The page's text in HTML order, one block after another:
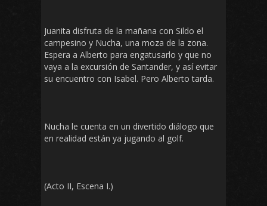
Juanita disfruta de la mañana con Sildo el
campesino y Nucha, una moza de la zona.
Espera a Alberto para engatusarlo y que no
vaya a la excursión de Santander, y así evitar
su encuentro con Isabel. Pero Alberto tarda.
Nucha le cuenta en un divertido diálogo que
en realidad están ya jugando al golf.
(Acto II, Escena I.)